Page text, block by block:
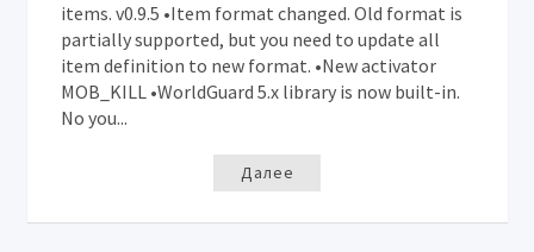
items. v0.9.5 •Item format changed. Old format is
partially supported, but you need to update all
item definition to new format. •New activator
MOB_KILL •WorldGuard 5.x library is now built-in.
No you...
Далее